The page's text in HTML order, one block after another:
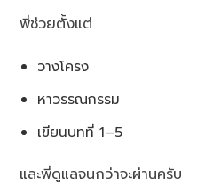
พี่ช่วยตั้งแต่
วางโครง
หาวรรณกรรม
เขียนบทที่ 1–5
และพี่ดูแลจนกว่าจะผ่านครับ